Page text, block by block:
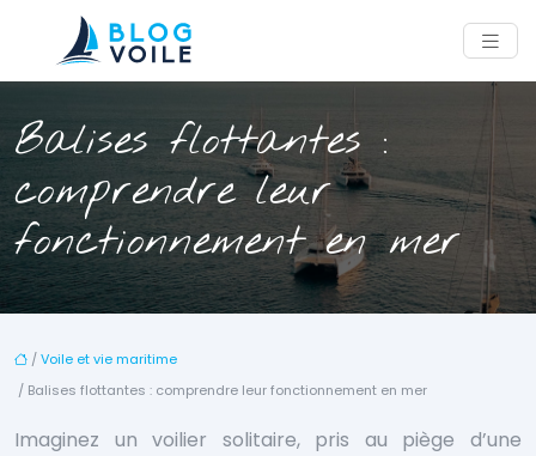
Balises flottantes :
comprendre leur
fonctionnement en mer
/Voile et vie maritime
/ Balises flottantes : comprendre leur fonctionnement en mer
Imaginez un voilier solitaire, pris au piège d’une